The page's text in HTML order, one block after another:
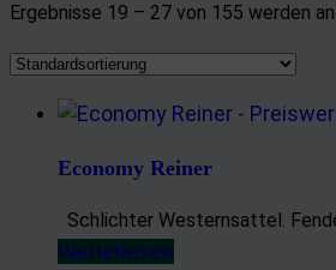
Ergebnisse 19 – 27 von 155 werden
Economy Reiner
Schlichter Westernsattel.
Weiterlesen